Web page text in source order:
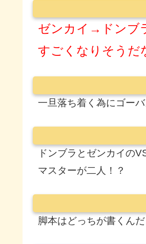
ゼンカイ→ドンブ
すごくなりそう
一旦落ち着く為にゴー
ドンブラとゼンカイの
マスターが二人！？
脚本はどっちが書くん